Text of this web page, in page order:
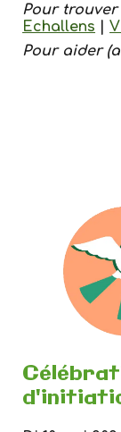
Pour trouver
Echallens
|
Pour aider